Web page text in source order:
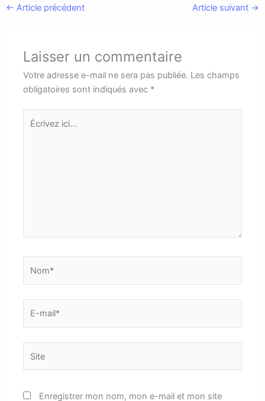
← Article précédent Article suivant →
Laisser un commentaire
Votre adresse e-mail ne sera pas publiée. Les champs
obligatoires sont indiqués avec *
Écrivez
ici…
mail*
Enregistrer mon nom, mon e-mail et mon site